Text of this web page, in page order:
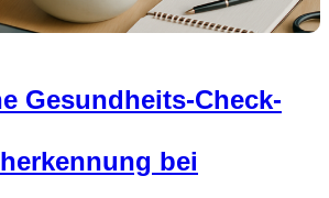
Gesundheits-Check-
bei